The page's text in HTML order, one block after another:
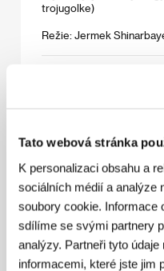
Tato webová stránka
K personalizaci obsahu a
sociálních médií a analýze
soubory cookie. Informace
sdílíme se svými partnery
analýzy. Partneři tyto
informacemi, které jste jim
trojugolke)
Režie: Jermek
(Nědopisanyj portret)
Režie: Murat Musin /
Putování nikam
(Putěšestvije v nikuda)